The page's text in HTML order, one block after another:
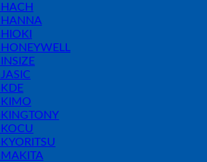
HACH
HANNA
HIOKI
HONEYWELL
INSIZE
JASIC
KDE
KIMO
KINGTONY
KOCU
KYORITSU
MAKITA